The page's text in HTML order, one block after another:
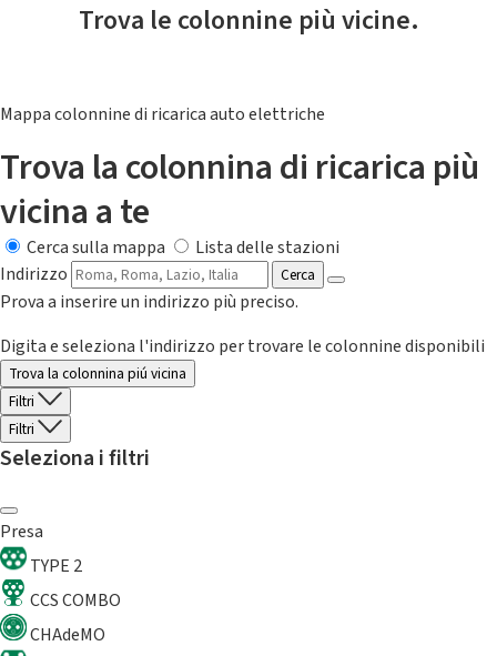
Trova le colonnine più vicine.
Mappa colonnine di ricarica auto elettriche
Trova la colonnina di ricarica più
vicina a te
Cerca sulla mappa
Lista delle stazioni
Indirizzo
Cerca
Prova a inserire un indirizzo più preciso.
Digita e seleziona l'indirizzo per trovare le colonnine disponibili
Trova la colonnina piú vicina
Filtri
Filtri
Seleziona i filtri
Presa
TYPE 2
CCS COMBO
CHAdeMO